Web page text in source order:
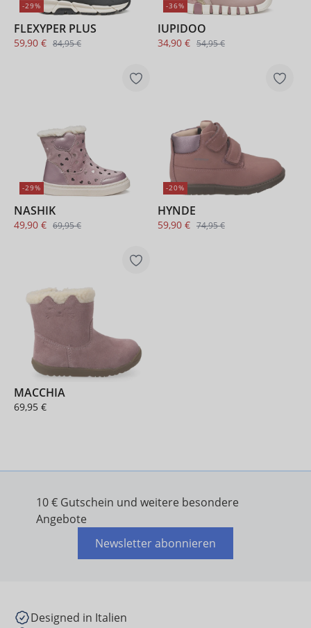
-29%
FLEXYPER PLUS
59,90 € 84,95 €
-36%
IUPIDOO
34,90 € 54,95 €
-29%
NASHIK
49,90 € 69,95 €
-20%
HYNDE
59,90 € 74,95 €
MACCHIA
69,95 €
10 € Gutschein und weitere besondere
Angebote
Newsletter abonnieren
Designed in Italien